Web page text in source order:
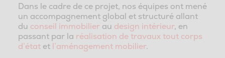
Dans le cadre de ce projet, nos équipes ont mené
un accompagnement global et structuré allant
du conseil immobilier au design intérieur, en
passant par la réalisation de travaux tout corps
d’étatet l’aménagement mobilier.